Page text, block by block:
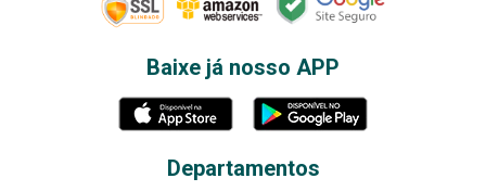
Baixe já nosso APP
Departamentos